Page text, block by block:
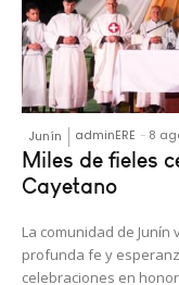
Junín adminERE - 8
Miles de fieles
Cayetano
La comunidad de
profunda fe y
celebraciones en